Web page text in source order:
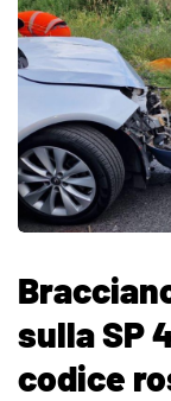
sulla SP
codice